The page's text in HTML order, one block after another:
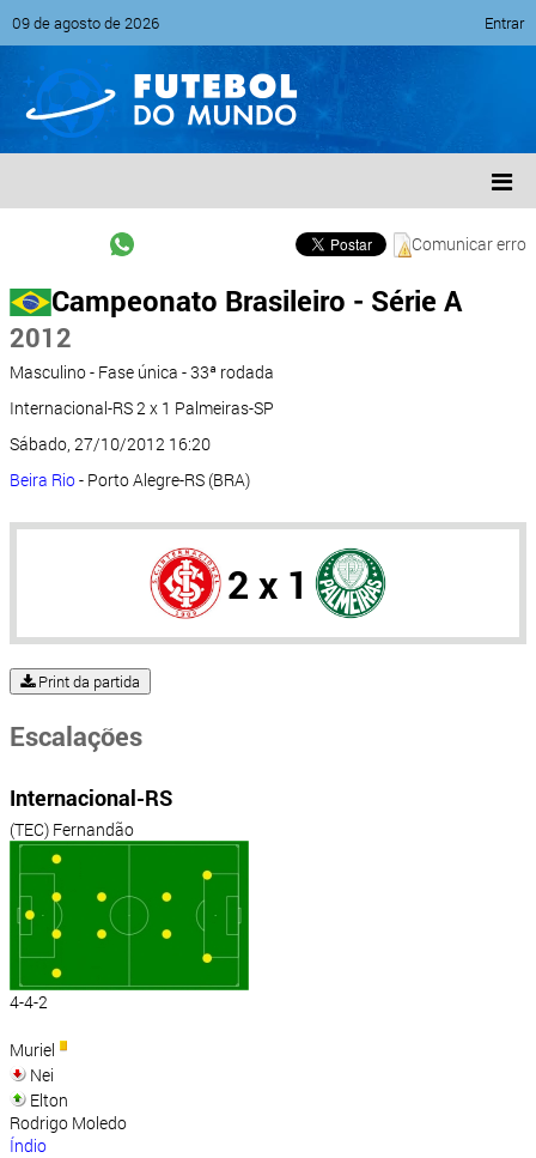
09 de agosto de 2026 Entrar
Comunicar erro
Campeonato Brasileiro - Série A
2012
Masculino - Fase única - 33ª rodada
Internacional-RS 2 x 1 Palmeiras-SP
Sábado, 27/10/2012 16:20
Beira Rio- Porto Alegre-RS (BRA)
2 x 1
Print da partida
Escalações
Internacional-RS
(TEC) Fernandão
4-4-2
Muriel
Nei
Elton
Rodrigo Moledo
Índio